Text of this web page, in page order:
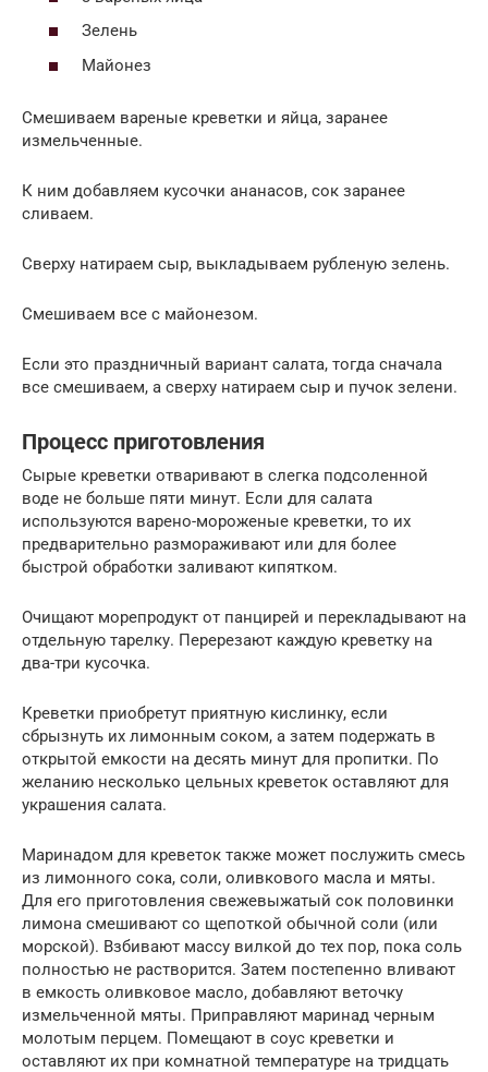
Зелень
Майонез
Смешиваем вареные креветки и яйца, заранее
измельченные.
К ним добавляем кусочки ананасов, сок заранее
сливаем.
Сверху натираем сыр, выкладываем рубленую зелень.
Смешиваем все с майонезом.
Если это праздничный вариант салата, тогда сначала
все смешиваем, а сверху натираем сыр и пучок зелени.
Процесс приготовления
Сырые креветки отваривают в слегка подсоленной
воде не больше пяти минут. Если для салата
используются варено-мороженые креветки, то их
предварительно размораживают или для более
быстрой обработки заливают кипятком.
Очищают морепродукт от панцирей и перекладывают на
отдельную тарелку. Перерезают каждую креветку на
два-три кусочка.
Креветки приобретут приятную кислинку, если
сбрызнуть их лимонным соком, а затем подержать в
открытой емкости на десять минут для пропитки. По
желанию несколько цельных креветок оставляют для
украшения салата.
Маринадом для креветок также может послужить смесь
из лимонного сока, соли, оливкового масла и мяты.
Для его приготовления свежевыжатый сок половинки
лимона смешивают со щепоткой обычной соли (или
морской). Взбивают массу вилкой до тех пор, пока соль
полностью не растворится. Затем постепенно вливают
в емкость оливковое масло, добавляют веточку
измельченной мяты. Приправляют маринад черным
молотым перцем. Помещают в соус креветки и
оставляют их при комнатной температуре на тридцать